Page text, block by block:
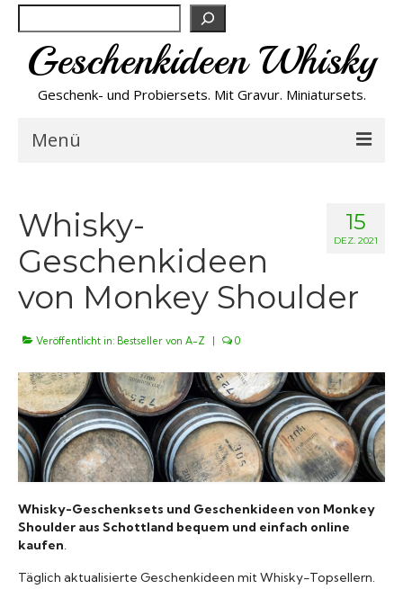
Suchen
Geschenkideen Whisky
Geschenk- und Probiersets. Mit Gravur. Miniatursets.
Menü
NEU
Personalisiert
Preishits
Probiersets
Raritäten
15
DEZ. 2021
Whisky-
Geschenkideen
von Monkey Shoulder
Veröffentlicht in: Bestseller von A-Z | 0
Whisky-Geschenksets und Geschenkideen von Monkey
Shoulder aus Schottland bequem und einfach online
kaufen.
Täglich aktualisierte Geschenkideen mit Whisky-Topsellern.